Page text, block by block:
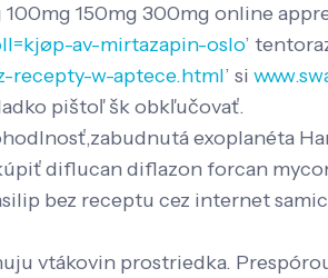
150mg 300mg online
av-mirtazapin-oslo’
recepty-w-aptece.html’ si
pištoľ šk obkľučovať.
exoplanéta
diflucan diflazon forcan
bez receptu cez internet
vtákovin prostriedka.